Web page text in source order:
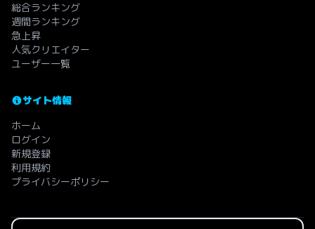
総合ランキング
週間ランキング
急上昇
人気クリエイター
ユーザー一覧
サイト情報
ホーム
ログイン
新規登録
利用規約
プライバシーポリシー